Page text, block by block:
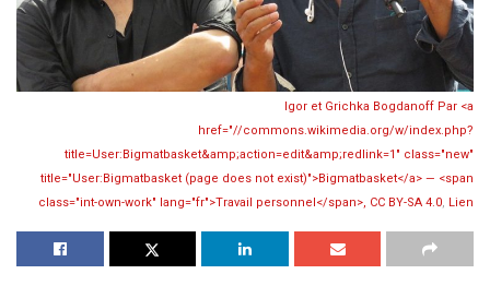
Igor et Grichka Bogdanoff Par <a
href="//commons.wikimedia.org/w/index.php?
title=User:Bigmatbasket&amp;action=edit&amp;redlink=1" class="new"
title="User:Bigmatbasket (page does not exist)">Bigmatbasket</a> — <span
class="int-own-work" lang="fr">Travail personnel</span>, CC BY-SA 4.0, Lien